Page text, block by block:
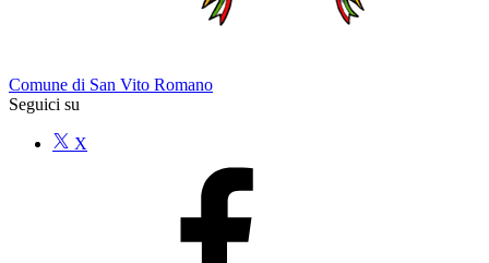
Comune di San Vito Romano
Seguici su
X